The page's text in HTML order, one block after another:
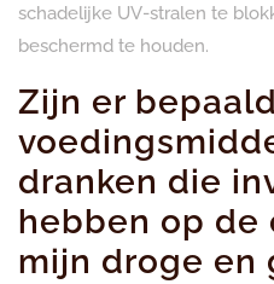
schadelijke UV-stralen te
beschermd te houden.
Zijn er
dranken die
hebben op de
mijn droge en